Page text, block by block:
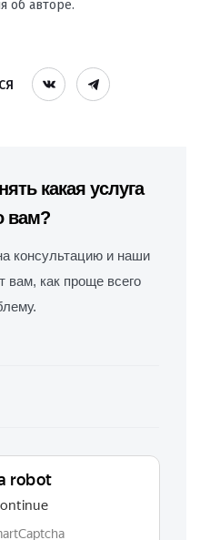
об авторе.
какая услуга
вам?
консультацию и наши
вам, как проще всего